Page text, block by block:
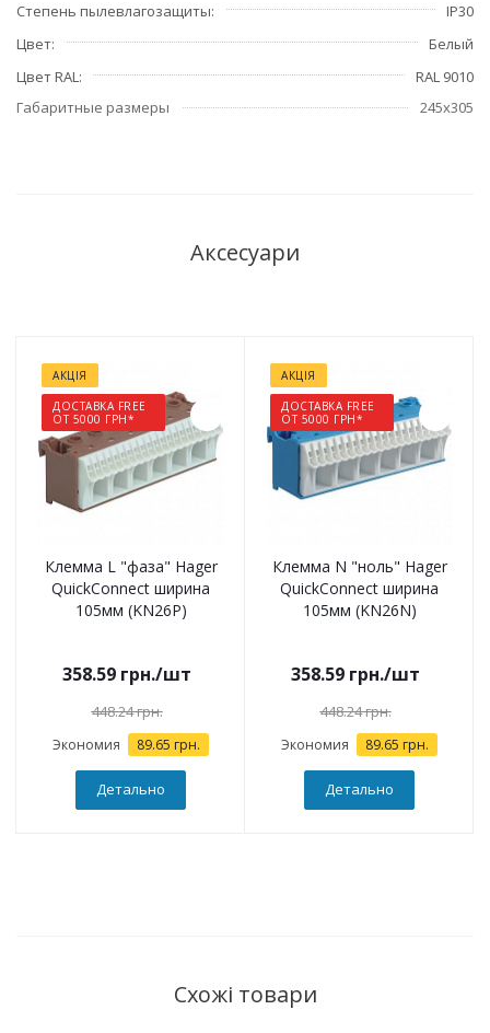
Степень пылевлагозащиты
IP30
Цвет
Белый
Цвет RAL
RAL 9010
Габаритные размеры
245x305
Аксесуари
АКЦІЯ
ДОСТАВКА FREE
ОТ 5000 ГРН*
Клемма L "фаза" Hager
QuickConnect ширина
105мм (KN26P)
358.59 грн./шт
448.24грн.
Экономия 89.65 грн.
Детально
АКЦІЯ
ДОСТАВКА FREE
ОТ 5000 ГРН*
Клемма N "ноль" Hager
QuickConnect ширина
105мм (KN26N)
358.59 грн./шт
448.24грн.
Экономия 89.65 грн.
Детально
Схожі товари